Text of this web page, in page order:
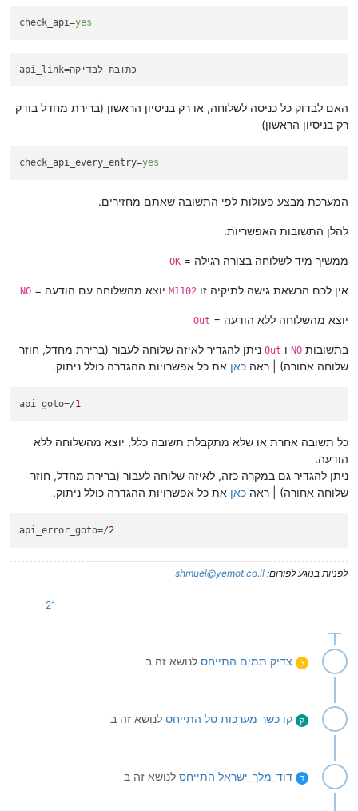
check_api=yes
api_link =כתובת לבדיקה
האם לבדוק כל כניסה לשלוחה, או רק בניסיון הראשון (ברירת מחדל בודק
רק בניסיון הראשון)
check_api_every_entry=yes
המערכת מבצע פעולות לפי התשובה שאתם מחזירים.
להלן התשובות האפשריות:
OK = ממשיך מיד לשלוחה בצורה רגילה
NO M1102 אין לכם הרשאת גישה לתיקיה זו
Out = יוצא מהשלוחה ללא הודעה
בתשובות NO ו Out ניתן להגדיר לאיזה שלוחה לעבור (ברירת מחדל, חוזר
שלוחה אחורה) | ראה כאן את כל אפשרויות ההגדרה כולל ניתוק.
api_goto=/1
כל תשובה אחרת או שלא מתקבלת תשובה כלל, יוצא מהשלוחה ללא
הודעה.
ניתן להגדיר גם במקרה כזה, לאיזה שלוחה לעבור (ברירת מחדל, חוזר
שלוחה אחורה) | ראה כאן את כל אפשרויות ההגדרה כולל ניתוק.
api_error_goto=/2
לפניות בנוגע לפורום: shmuel@yemot.co.il
21
צ צדיק תמים התייחס לנושא זה ב
ק קו כשר מערכות טל התייחס לנושא זה ב
ד דוד_מלך_ישראל התייחס לנושא זה ב